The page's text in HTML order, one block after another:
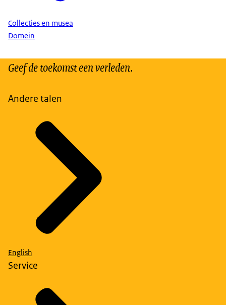
Collecties en musea
Domein
Geef de toekomst een verleden.
Andere talen
English
Service